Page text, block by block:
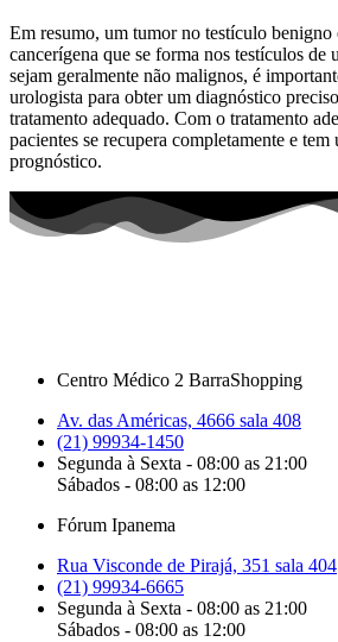
Em resumo, um tumor no testículo benigno
cancerígena que se forma nos testículos de
sejam geralmente não malignos, é
urologista para obter um diagnóstico
tratamento adequado. Com o tratamento
pacientes se recupera completamente e tem
prognóstico.
Centro Médico 2 BarraShopping
Av. das Américas, 4666 sala 408
(21) 99934-1450
Segunda à Sexta - 08:00 as 21:00
Sábados - 08:00 as 12:00
Fórum Ipanema
Rua Visconde de Pirajá, 351 sala 404
(21) 99934-6665
Segunda à Sexta - 08:00 as 21:00
Sábados - 08:00 as 12:00